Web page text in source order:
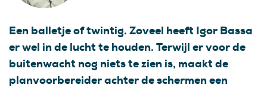
Een balletje of twintig. Zoveel heeft Igor Bassa
er wel in de lucht te houden. Terwijl er voor de
buitenwacht nog niets te zien is, maakt de
planvoorbereider achter de schermen een